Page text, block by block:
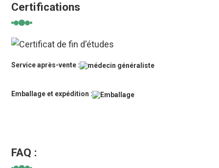
Certifications
Service après-vente :
Emballage et expédition :
FAQ :